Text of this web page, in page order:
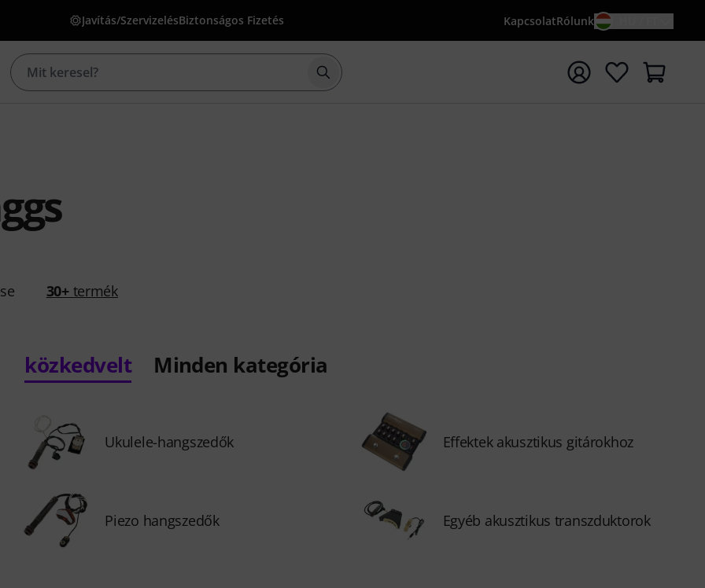
Javítás/SzervizelésBiztonságos Fizetés KapcsolatRólunk
Keresés indítása {searchTerm} keresőszóval
30+termék
közkedvelt Minden kategória
Ukulele-hangszedők Effektek akusztikus gitárokhoz
Piezo hangszedők Egyéb akusztikus transzduktorok